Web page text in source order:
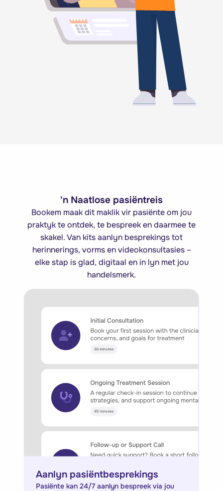
'n Naatlose pasiëntreis
Bookem maak dit maklik vir pasiënte om jou
praktyk te ontdek, te bespreek en daarmee te
skakel. Van kits aanlyn besprekings tot
herinnerings, vorms en videokonsultasies –
elke stap is glad, digitaal en in lyn met jou
handelsmerk.
Aanlyn pasiëntbesprekings
Pasiënte kan 24/7 aanlyn bespreek via jou